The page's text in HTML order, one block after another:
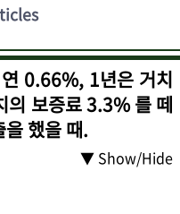
0.66%, 1년은 거치
의 보증료 3.3% 를 떼
했을 때.
▼ Show/Hide